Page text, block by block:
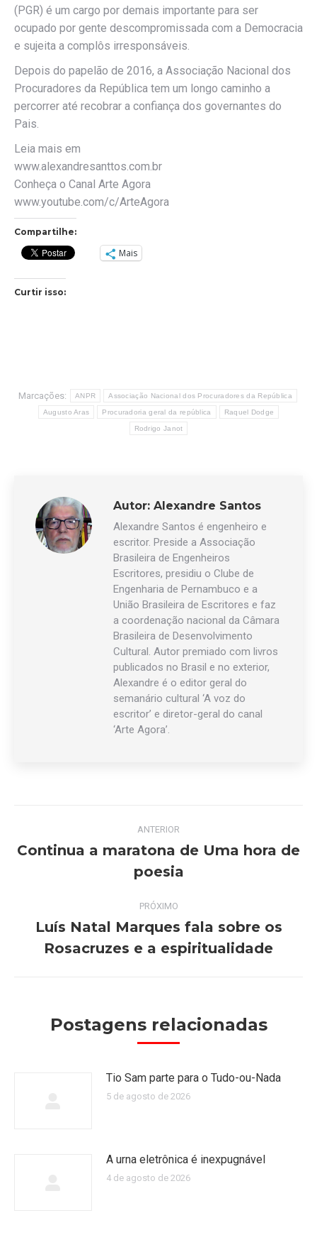
(PGR) é um cargo por demais importante para ser
ocupado por gente descompromissada com a Democracia
e sujeita a complôs irresponsáveis.
Depois do papelão de 2016, a Associação Nacional dos
Procuradores da República tem um longo caminho a
percorrer até recobrar a confiança dos governantes do
Pais.
Leia mais em
www.alexandresanttos.com.br
Conheça o Canal Arte Agora
www.youtube.com/c/ArteAgora
Compartilhe:
Mais
Curtir isso:
Marcações: ANPR Associação Nacional dos Procuradores da República
Augusto Aras Procuradoria geral da república Raquel Dodge
Rodrigo Janot
Autor: Alexandre Santos
Alexandre Santos é engenheiro e
escritor. Preside a Associação
Brasileira de Engenheiros
Escritores, presidiu o Clube de
Engenharia de Pernambuco e a
União Brasileira de Escritores e faz
a coordenação nacional da Câmara
Brasileira de Desenvolvimento
Cultural. Autor premiado com livros
publicados no Brasil e no exterior,
Alexandre é o editor geral do
semanário cultural ‘A voz do
escritor’ e diretor-geral do canal
‘Arte Agora’.
Navegação
de
ANTERIOR
anterior:
Continua a maratona de Uma hora de
poesia
PRÓXIMO
post:
Luís Natal Marques fala sobre os
Rosacruzes e a espiritualidade
Postagens relacionadas
Tio Sam parte para o Tudo-ou-Nada
5 de agosto de 2026
A urna eletrônica é inexpugnável
4 de agosto de 2026